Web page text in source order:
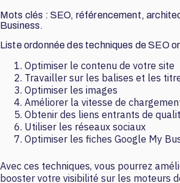
Mots clés : SEO, référencement,
Business.
Liste ordonnée des techniques de SEO
Optimiser le contenu de votre site
Travailler sur les balises et les
Optimiser les images
Améliorer la vitesse de
Obtenir des liens entrants de
Utiliser les réseaux sociaux
Optimiser les fiches Google My
Avec ces techniques, vous pourrez
booster votre visibilité sur les moteurs